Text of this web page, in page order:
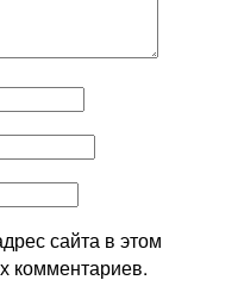
сайта в этом
комментариев.